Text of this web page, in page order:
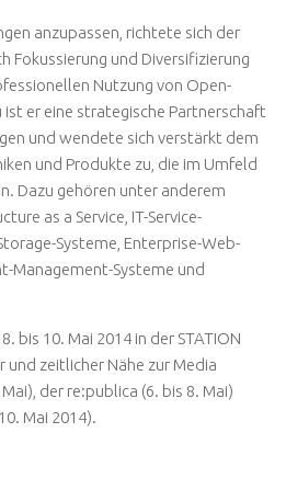
anzupassen, richtete sich der
Fokussierung und Diversifizierung
Nutzung von Open-
ist er eine strategische Partnerschaft
und wendete sich verstärkt dem
und Produkte zu, die im Umfeld
Dazu gehören unter anderem
as a Service, IT-Service-
Systeme, Enterprise-Web-
Management-Systeme und
bis 10. Mai 2014 in der STATION
zeitlicher Nähe zur Media
der re:publica (6. bis 8. Mai)
Mai 2014).